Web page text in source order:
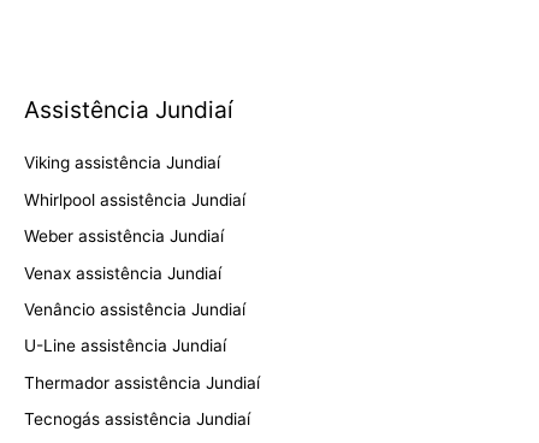
Assistência Jundiaí
Viking assistência Jundiaí
Whirlpool assistência Jundiaí
Weber assistência Jundiaí
Venax assistência Jundiaí
Venâncio assistência Jundiaí
U-Line assistência Jundiaí
Thermador assistência Jundiaí
Tecnogás assistência Jundiaí